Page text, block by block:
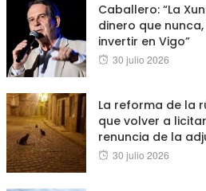
Caballero: “La
dinero que
invertir en Vigo”
Posted
30 julio 2026
La reforma de la
que volver a
renuncia de la
Posted
30 julio 2026